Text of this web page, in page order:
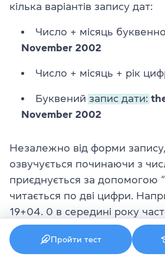
кілька варіантів запису дат:
Число + місяць
November 2002
Число + місяць + рік
Буквений запис дати:
November 2002
Незалежно від форми
озвучується починаючи з
приєднується за допомогою
читається по дві цифри.
19+04. 0 в середині року
“о”. З 2000 року по 2009
цілісно: Пройти тест